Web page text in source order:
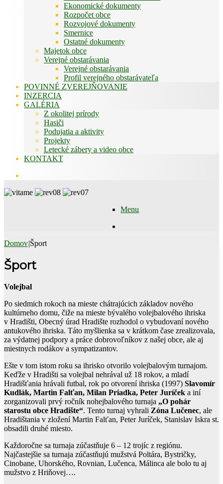
Ekonomické dokumenty
Rozpočet obce
Rozvojové dokumenty
Smernice
Ostatné dokumenty
Majetok obce
Verejné obstarávania
Verejné obstarávania
Profil verejného obstarávateľa
POVINNÉ ZVEREJŇOVANIE
INZERCIA
GALÉRIA
Z okolitej prírody
Hasiči
Podujatia a aktivity
Projekty
Letecké zábery a video obce
KONTAKT
Menu
Domov|Šport
Šport
Volejbal
Po siedmich rokoch na mieste chátrajúcich základov nového
kultúrneho domu, čiže na mieste bývalého volejbalového ihriska
v Hradišti, Obecný úrad Hradište rozhodol o vybudovaní nového
antukového ihriska. Táto myšlienka sa v krátkom čase zrealizovala,
za výdatnej podpory a práce dobrovoľníkov z našej obce, ale aj
miestnych rodákov a sympatizantov.
Ešte v tom istom roku sa ihrisko otvorilo volejbalovým turnajom.
Keďže v Hradišti sa volejbal nehrával už 18 rokov, a mladí
Hradišťania hrávali futbal, rok po otvorení ihriska (1997) Slavomír
Kudlák, Martin Falťan, Milan Priadka, Peter Juríček a iní
zorganizovali prvý ročník nohejbalového turnaja „O pohár
starostu obce Hradište“. Tento turnaj vyhrali Zóna Lučenec, ale
Hradištania v zložení Martin Falťan, Peter Juríček, Stanislav Iskra st.
obsadili druhé miesto.
Každoročne sa turnaja zúčastňuje 6 – 12 trojíc z regiónu.
Najčastejšie sa turnaja zúčastňujú mužstvá Poltára, Bystričky,
Cinobane, Uhorského, Rovnian, Lučenca, Málinca ale bolo tu aj
mužstvo z Hriňovej….